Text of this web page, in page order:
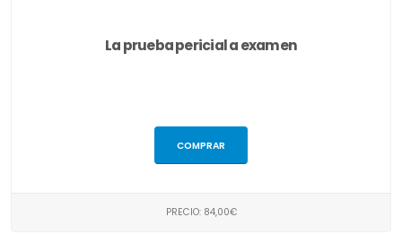
La prueba pericial a examen
COMPRAR
PRECIO: 84,00€